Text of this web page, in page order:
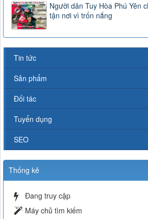
Người dân Tuy Hòa Phú Yên
tận nơi vì trốn nắng
Tin tức
Sản phẩm
Đối tác
Tuyển dụng
SEO
Thống kê
Đang truy cập
Máy chủ tìm kiếm